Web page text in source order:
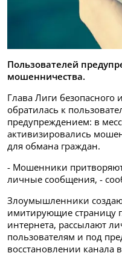
Пользователей
мошенничества.
Глава Лиги безопасного
обратилась к
предупреждением: в
активизировались
для обмана граждан.
- Мошенники
личные сообщения, -
Злоумышленники
имитирующие страницу
интернета, рассылают
пользователям и под
восстановлении канала